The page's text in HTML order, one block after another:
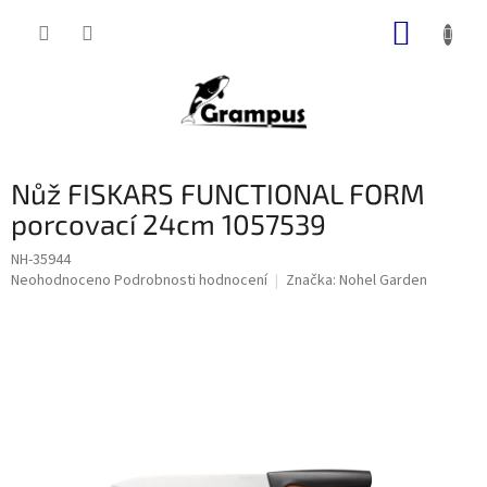
Nůž FISKARS FUNCTIONAL FORM
porcovací 24cm 1057539
NH-35944
Průměrné
Neohodnoceno Podrobnosti hodnocení Značka: Nohel Garden